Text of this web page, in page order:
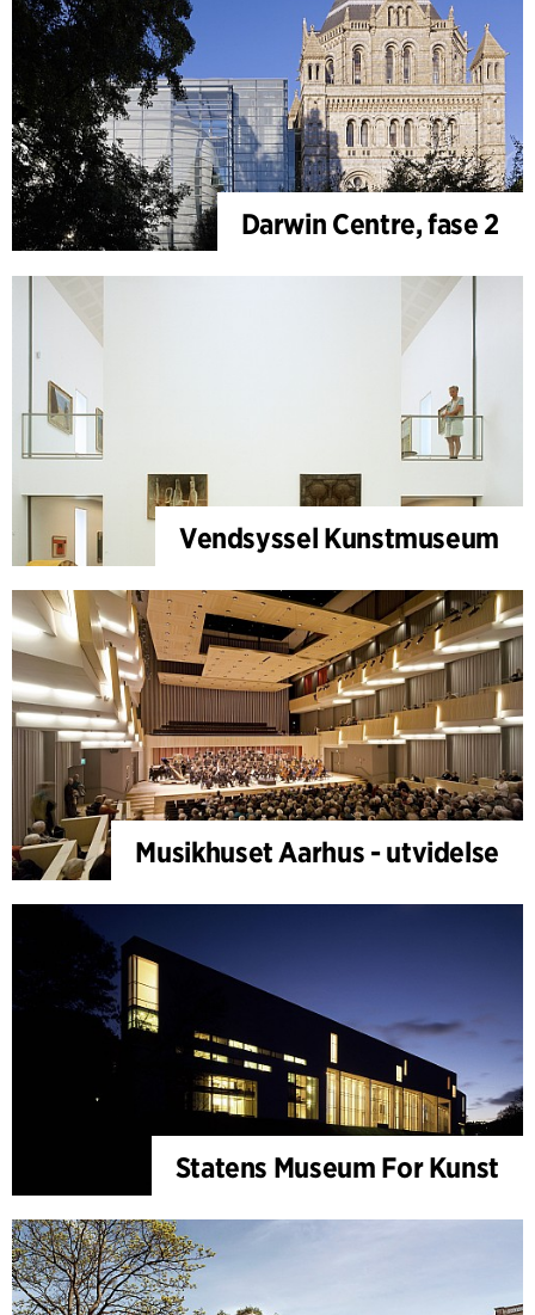
Darwin Centre, fase 2
Vendsyssel Kunstmuseum
Musikhuset Aarhus - utvidelse
Statens Museum For Kunst